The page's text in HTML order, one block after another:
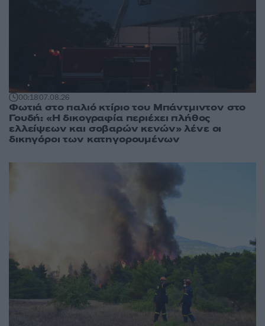
00:1807.08.26
Φωτιά στο παλιό κτίριο του Μπάντμιντον στο
Γουδή: «Η δικογραφία περιέχει πλήθος
ελλείψεων και σοβαρών κενών» λένε οι
δικηγόροι των κατηγορουμένων